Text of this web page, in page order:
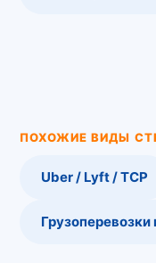
ПОХОЖИЕ ВИДЫ
Uber / Lyft / TCP
Грузоперевозки